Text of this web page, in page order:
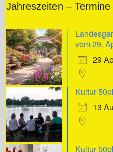
Jahreszeiten – Termine
vom 29.
29
Kultur
13
Kultur